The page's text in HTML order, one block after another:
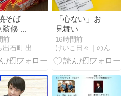
そば
監修 薄
焼そ
前
「心ない」お
見舞い
16時間前